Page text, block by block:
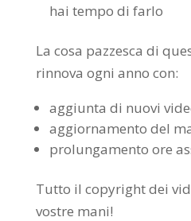
hai tempo di farlo
La cosa pazzesca di
rinnova ogni anno con:
aggiunta di nuovi
aggiornamento del
prolungamento ore
Tutto il copyright dei
vostre mani!